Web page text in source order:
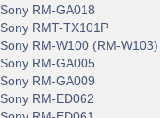
Sony RM-GA018
Sony RMT-TX101P
Sony RM-W100 (RM-W103)
Sony RM-GA005
Sony RM-GA009
Sony RM-ED062